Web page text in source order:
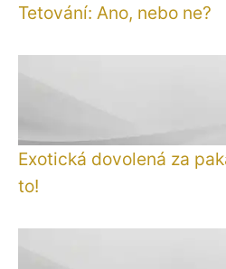
Tetování: Ano, nebo ne?
Exotická dovolená za
to!